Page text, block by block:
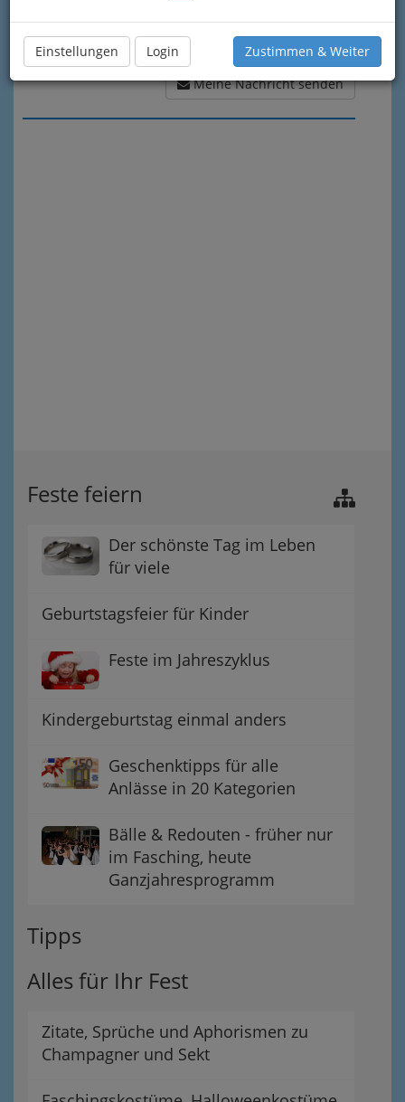
Einstellungen Login Zustimmen & Weiter
Meine Nachricht senden
Feste feiern
Der schönste Tag im Leben
für viele
Geburtstagsfeier für Kinder
Feste im Jahreszyklus
Kindergeburtstag einmal anders
Geschenktipps für alle
Anlässe in 20 Kategorien
Bälle & Redouten - früher nur
im Fasching, heute
Ganzjahresprogramm
Tipps
Alles für Ihr Fest
Zitate, Sprüche und Aphorismen zu
Champagner und Sekt